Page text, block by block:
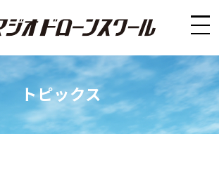
トピックス